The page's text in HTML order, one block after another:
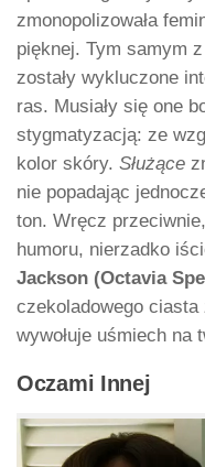
zmonopolizowała
pięknej. Tym samym
zostały wykluczone
ras. Musiały się one
stygmatyzacją: ze
kolor skóry. Służące
nie popadając
ton. Wręcz przeciwnie,
humoru, nierzadko
Jackson (Octavia
czekoladowego ciasta
wywołuje uśmiech na
Oczami Innej